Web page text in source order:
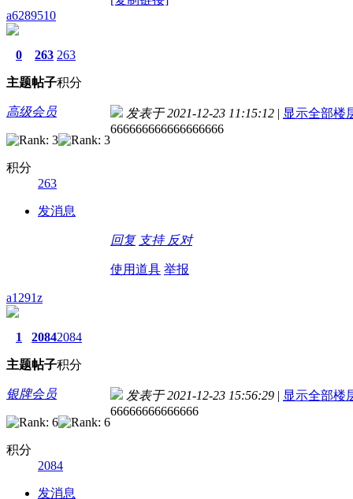
a6289510
0
主题
263
帖子
263
积分
高级会员
积分
263
发消息
发表于 2021-12-23 11:15:12 | 显示全部楼
666666666666666666
回复 支持 反对
使用道具 举报
a1291z
1
主题
2084
帖子
2084
积分
银牌会员
积分
2084
发消息
发表于 2021-12-23 15:56:29 | 显示全部楼
66666666666666